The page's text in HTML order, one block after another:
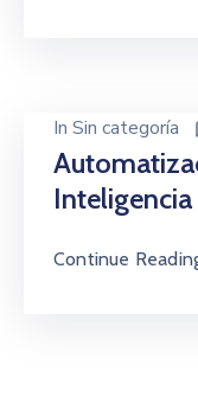
In Sin categoría
Continue